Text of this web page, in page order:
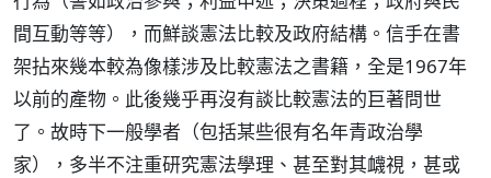
間互動等等），而鮮談憲法比較及政府結構。信手在書
架拈來幾本較為像樣涉及比較憲法之書籍，全是1967年
以前的產物。此後幾乎再沒有談比較憲法的巨著問世
了。故時下一般學者（包括某些很有名年青政治學
家），多半不注重研究憲法學理、甚至對其衊視，甚或